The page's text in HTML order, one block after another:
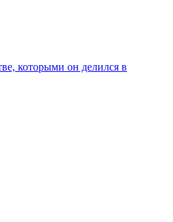
которыми он делился в